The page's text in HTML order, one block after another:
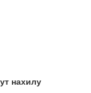
нахилу